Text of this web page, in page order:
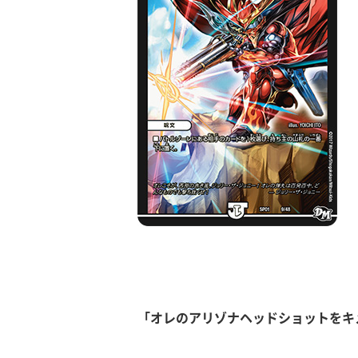
「オレのアリゾナヘッドショットを